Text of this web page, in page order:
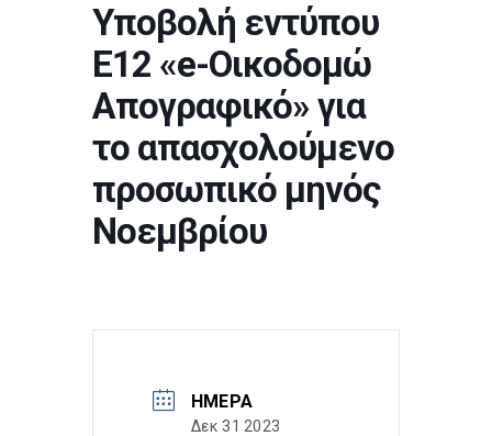
Υποβολή εντύπου
Ε12 «e-Οικοδομώ
Απογραφικό» για
το απασχολούμενο
προσωπικό μηνός
Νοεμβρίου
ΗΜΈΡΑ
Δεκ 31 2023